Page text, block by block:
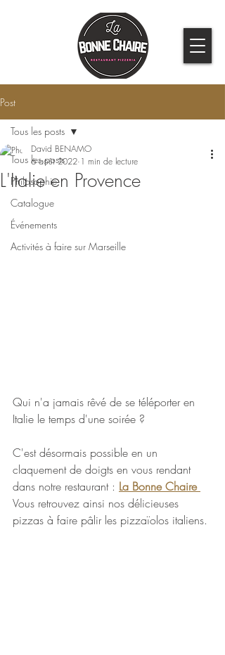
Post
Tous les posts
Philosophie
Catalogue
Événements
Activités à faire sur Marseille
Tous les posts
L'Italie en Provence
David BENAMO
6 août 2022 1 min de lecture
Qui n'a jamais rêvé de se téléporter en
Italie le temps d'une soirée ?
C'est désormais possible en un
claquement de doigts en vous rendant
dans notre restaurant : La Bonne Chaire
Vous retrouvez ainsi nos délicieuses
pizzas à faire pâlir les pizzaïolos italiens.